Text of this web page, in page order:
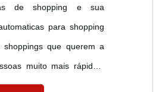
de shopping e sua
para shopping
que querem a
muito mais rápidas.
de pessoas, a